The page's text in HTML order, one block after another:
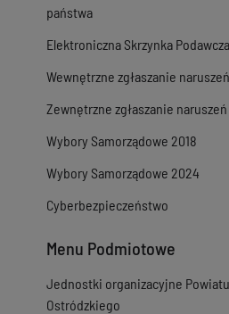
państwa
Elektroniczna Skrzynka Podawcza
Wewnętrzne zgłaszanie
Zewnętrzne zgłaszanie
Wybory Samorządowe 2018
Wybory Samorządowe 2024
Cyberbezpieczeństwo
Menu Podmiotowe
Jednostki organizacyjne Powiatu
Ostródzkiego